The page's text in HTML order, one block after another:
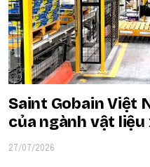
Saint Gobain Việt
của ngành vật
27/07/2026